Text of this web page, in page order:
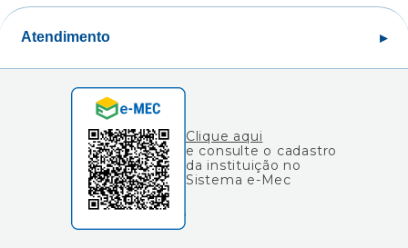
Perguntas Frequentes
Área do Professor
Atendimento
Clique aqui
e consulte o cadastro
da instituição no
Sistema e-Mec